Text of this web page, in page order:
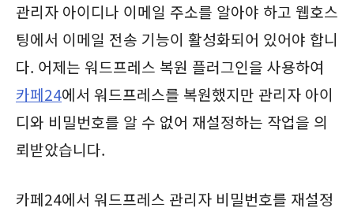
관리자 아이디나 이메일 주소를 알아야 하고 웹호스
팅에서 이메일 전송 기능이 활성화되어 있어야 합니
다. 어제는 워드프레스 복원 플러그인을 사용하여
카페24에서 워드프레스를 복원했지만 관리자 아이
디와 비밀번호를 알 수 없어 재설정하는 작업을 의
뢰받았습니다.
카페24에서 워드프레스 관리자 비밀번호를 재설정